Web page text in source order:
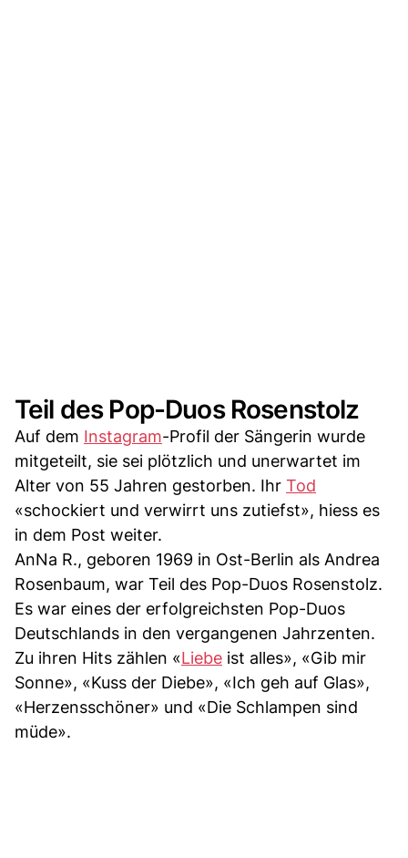
Teil des Pop-Duos Rosenstolz
Auf dem Instagram-Profil der Sängerin wurde
mitgeteilt, sie sei plötzlich und unerwartet im
Alter von 55 Jahren gestorben. Ihr Tod
«schockiert und verwirrt uns zutiefst», hiess es
in dem Post weiter.
AnNa R., geboren 1969 in Ost-Berlin als Andrea
Rosenbaum, war Teil des Pop-Duos Rosenstolz.
Es war eines der erfolgreichsten Pop-Duos
Deutschlands in den vergangenen Jahrzenten.
Zu ihren Hits zählen «Liebe ist alles», «Gib mir
Sonne», «Kuss der Diebe», «Ich geh auf Glas»,
«Herzensschöner» und «Die Schlampen sind
müde».